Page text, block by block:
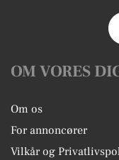
OM VORES
Om os
For annoncører
Vilkår og